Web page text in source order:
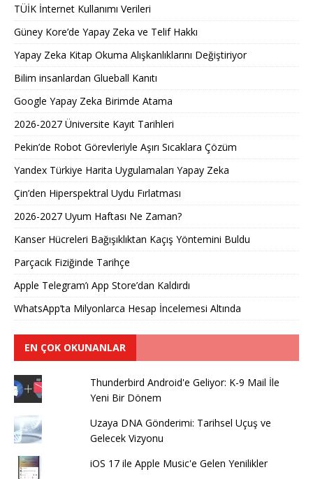
TÜİK İnternet Kullanımı Verileri
Güney Kore’de Yapay Zeka ve Telif Hakkı
Yapay Zeka Kitap Okuma Alışkanlıklarını Değiştiriyor
Bilim insanlardan Glueball Kanıtı
Google Yapay Zeka Birimde Atama
2026-2027 Üniversite Kayıt Tarihleri ​​
Pekin’de Robot Görevleriyle Aşırı Sıcaklara Çözüm
Yandex Türkiye Harita Uygulamaları Yapay Zeka
Çin’den Hiperspektral Uydu Fırlatması
2026-2027 Uyum Haftası Ne Zaman?
Kanser Hücreleri Bağışıklıktan Kaçış Yöntemini Buldu
Parçacık Fiziğinde Tarihçe
Apple Telegram’ı App Store’dan Kaldırdı
WhatsApp’ta Milyonlarca Hesap İncelemesi Altında
EN ÇOK OKUNANLAR
Thunderbird Android'e Geliyor: K-9 Mail İle
Yeni Bir Dönem
Uzaya DNA Gönderimi: Tarihsel Uçuş ve
Gelecek Vizyonu
iOS 17 ile Apple Music'e Gelen Yenilikler